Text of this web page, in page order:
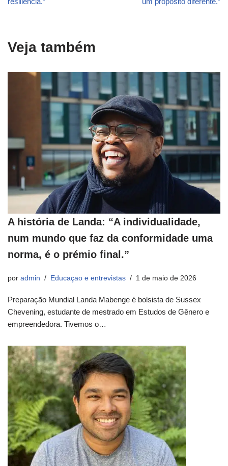
Veja também
A história de Landa: “A individualidade,
num mundo que faz da conformidade uma
norma, é o prémio final.”
por admin Educaçao e entrevistas 1 de maio de 2026
Preparação Mundial Landa Mabenge é bolsista de Sussex
Chevening, estudante de mestrado em Estudos de Gênero e
empreendedora. Tivemos o…